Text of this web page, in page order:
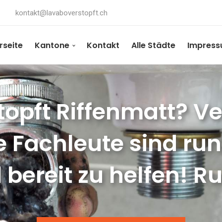
kontakt@lavaboverstopft.ch
Kantone Kontakt Alle Städte
Riffenmatt?
Fachleute sind
zu helfen!